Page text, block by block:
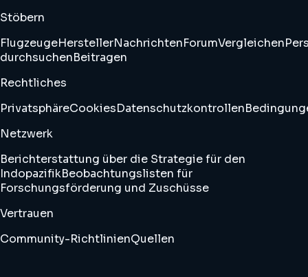
Stöbern
FlugzeugeHerstellerNachrichtenForumVergleichen
durchsuchenBeitragen
Rechtliches
PrivatsphäreCookiesDatenschutzkontrollen
Netzwerk
Berichterstattung über die Strategie für den
IndopazifikBeobachtungslisten für
Forschungsförderung und Zuschüsse
Vertrauen
Community-RichtlinienQuellen